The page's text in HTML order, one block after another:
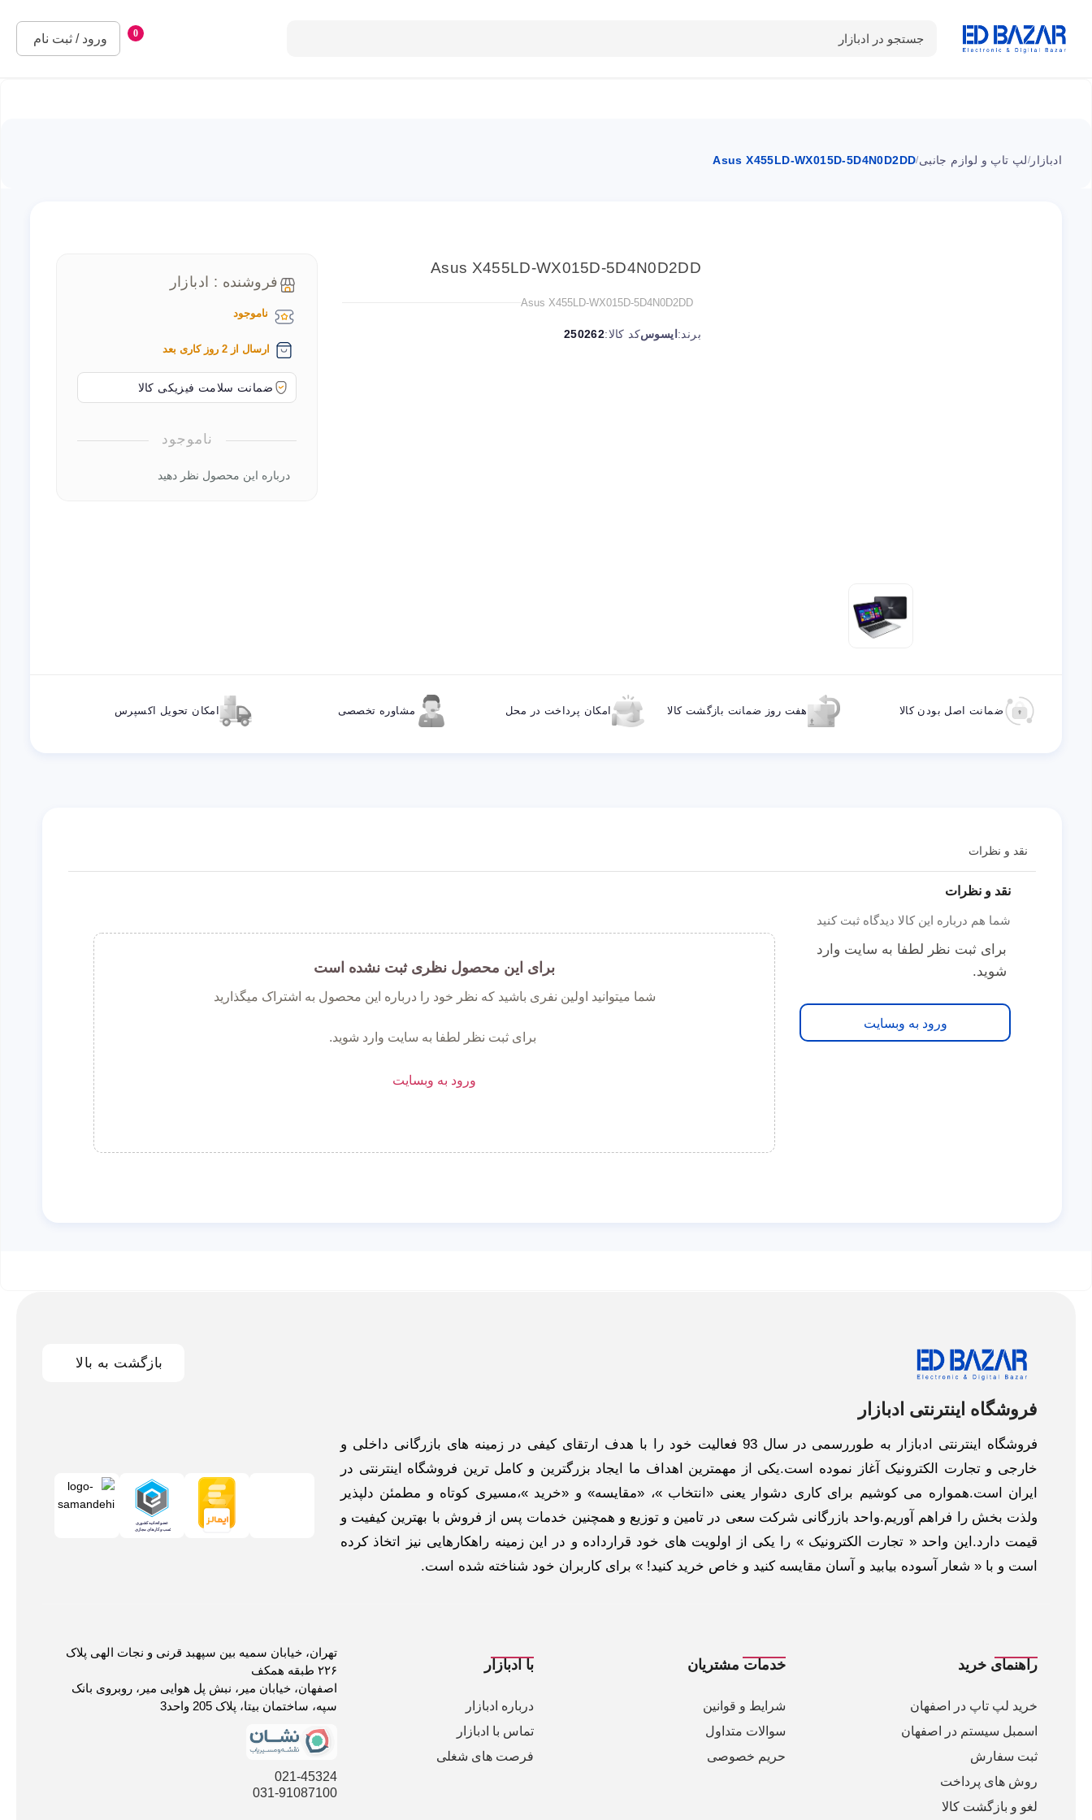
جستجو در ادبازار 0
ورود / ثبت نام
دسته بندی محصولات
ادبازار /لپ تاپ و لوازم جانبی/
Asus X455LD-WX015D-5D4N0D2DD
Asus X455LD-WX015D-5D4N0D2DD
Asus X455LD-WX015D-5D4N0D2DD
برند: ایسوسکد کالا:250262
فروشنده : ادبازار
ناموجود
ارسال از 2 روز کاری بعد
ضمانت سلامت فیزیکی کالا
ناموجود
درباره این محصول نظر دهید
ضمانت اصل بودن کالا هفت روز ضمانت بازگشت کالا امکان پرداخت در محل مشاوره تخصصی امکان تحویل اکسپرس
نقد و نظرات
نقد و نظرات
شما هم درباره این کالا دیدگاه ثبت کنید
برای ثبت نظر لطفا به سایت وارد
شوید.
ورود به وبسایت
برای این محصول نظری ثبت نشده است
شما میتوانید اولین نفری باشید که نظر خود را درباره این محصول به اشتراک میگذارید
برای ثبت نظر لطفا به سایت وارد شوید.
ورود به وبسایت
بازگشت به بالا
فروشگاه اینترنتی ادبازار
فروشگاه اینترنتی ادبازار به طوررسمی در سال 93 فعالیت خود را با هدف ارتقای کیفی در زمینه های بازرگانی داخلی و
خارجی و تجارت الکترونیک آغاز نموده است.یکی از مهمترین اهداف ما ایجاد بزرگترین و کامل ترین فروشگاه اینترنتی در
ایران است.همواره می کوشیم برای کاری دشوار یعنی «انتخاب »، «مقایسه» و «خرید »،مسیری کوتاه و مطمئن دلپذیر
ولذت بخش را فراهم آوریم.واحد بازرگانی شرکت سعی در تامین و توزیع و همچنین خدمات پس از فروش با بهترین کیفیت و
قیمت دارد.این واحد « تجارت الکترونیک » را یکی از اولویت های خود قرارداده و در این زمینه راهکارهایی نیز اتخاذ کرده
است و با « شعار آسوده بیابید و آسان مقایسه کنید و خاص خرید کنید! » برای کاربران خود شناخته شده است.
راهنمای خرید
خرید لپ تاپ در اصفهان
اسمبل سیستم در اصفهان
ثبت سفارش
روش های پرداخت
لغو و بازگشت کالا
خدمات مشتریان
شرایط و قوانین
سوالات متداول
حریم خصوصی
با ادبازار
درباره ادبازار
تماس با ادبازار
فرصت های شغلی
تهران، خیابان سمیه بین سپهبد قرنی و نجات الهی پلاک
۲۲۶ طبقه همکف
اصفهان، خیابان میر، نبش پل هوایی میر، روبروی بانک
سپه، ساختمان بیتا، پلاک 205 واحد3
021-45324
031-91087100